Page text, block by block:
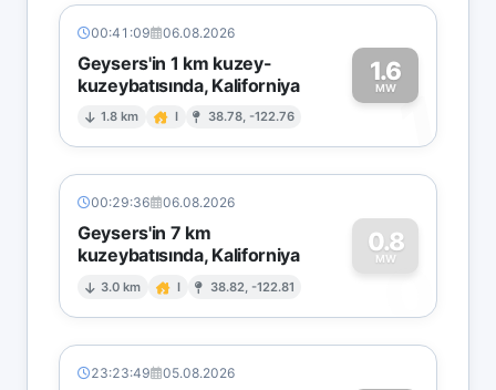
00:41:09 06.08.2026
Geysers'in 1 km kuzey-
kuzeybatısında, Kaliforniya
1.8 km I 38.78, -122.76
1.6
MW1
00:29:36 06.08.2026
Geysers'in 7 km
kuzeybatısında, Kaliforniya
3.0 km I 38.82, -122.81
0.8
MW
0
23:23:49 05.08.2026